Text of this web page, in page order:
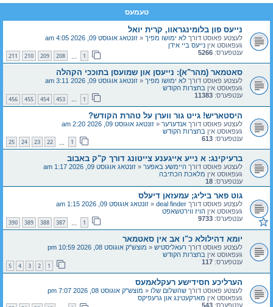
טעמעס
נייעס פון בלומינגראוו, קרית יואל
לעצטע פאוסט דורך לא ימושו מפיך « זונטאג אוגוסט 09, 2026 4:05 am
געפאוסט אין נייעס ביי אידן
ענטפערס: 5266
1
208
209
210
211
סאטמאר (מהר"א): נייעסן און שמועסן בתוככי הקהלה
לעצטע פאוסט דורך לא ימושו מפיך « זונטאג אוגוסט 09, 2026 3:11 am
געפאוסט אין בחצרות הקודש
ענטפערס: 11383
1
…
453
454
455
456
היסטאריש! גייט גור ווערן על טהרת הקודש?
לעצטע פאוסט דורך אנדערער « זונטאג אוגוסט 09, 2026 2:20 am
געפאוסט אין בחצרות הקודש
ענטפערס: 613
1
22
23
24
25
ברעיקינג: א נייע אייגענע צייטונג דורך ק"ק באבוב
לעצטע פאוסט דורך היימשע באפער « זונטאג אוגוסט 09, 2026 1:17 am
געפאוסט אין מלאכת הכתיבה
ענטפערס: 18
גוט פאר ביליג; עמעזאן דיעלס
לעצטע פאוסט דורך deal finder
« זונטאג אוגוסט 09, 2026 1:15 am
געפאוסט אין הויז ווירטשאפט
ענטפערס: 9733
1
387
388
389
390
יומא דהילולא כ"ו אב אין סאטמאר
לעצטע פאוסט דורך רעאליסטיש « מוצש"ק אוגוסט 08, 2026 10:59 pm
געפאוסט אין בחצרות הקודש
ענטפערס: 117
1
2
3
4
5
הערליכע חסידישע רעקלאמעס
לעצטע פאוסט דורך שהשלום שלו « מוצש"ק אוגוסט 08, 2026 7:07 pm
געפאוסט אין מארקעטינג און גרעפיקס
ענטפערס: 543